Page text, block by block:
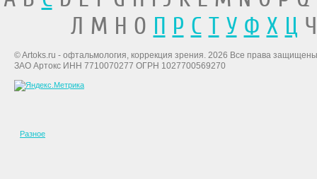
Л М Н О П Р С Т У Ф Х Ц
© Artoks.ru - офтальмология, коррекция зрения. 2026 Все права
ЗАО Артокс ИНН 7710070277 ОГРН 1027700569270
Разное